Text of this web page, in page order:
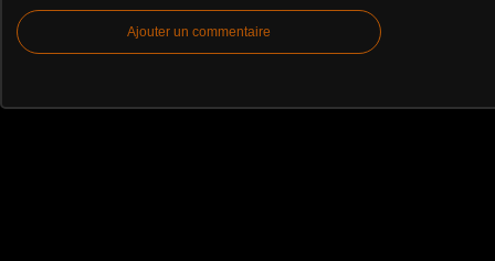
Ajouter un commentaire